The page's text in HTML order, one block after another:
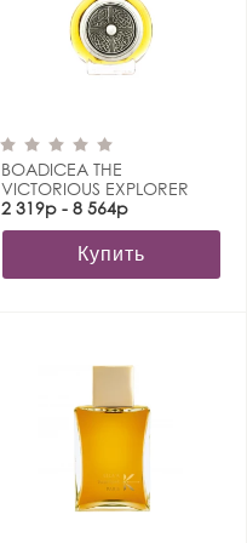
BOADICEA THE
VICTORIOUS EXPLORER
2 319р - 8 564р
Купить